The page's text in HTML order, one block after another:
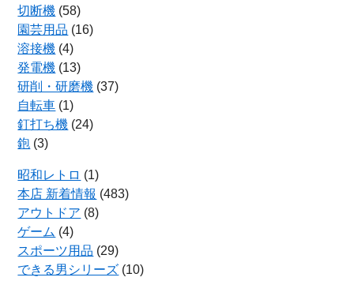
切断機 (58)
園芸用品 (16)
溶接機 (4)
発電機 (13)
研削・研磨機 (37)
自転車 (1)
釘打ち機 (24)
鉋 (3)
昭和レトロ (1)
本店 新着情報 (483)
アウトドア (8)
ゲーム (4)
スポーツ用品 (29)
できる男シリーズ (10)